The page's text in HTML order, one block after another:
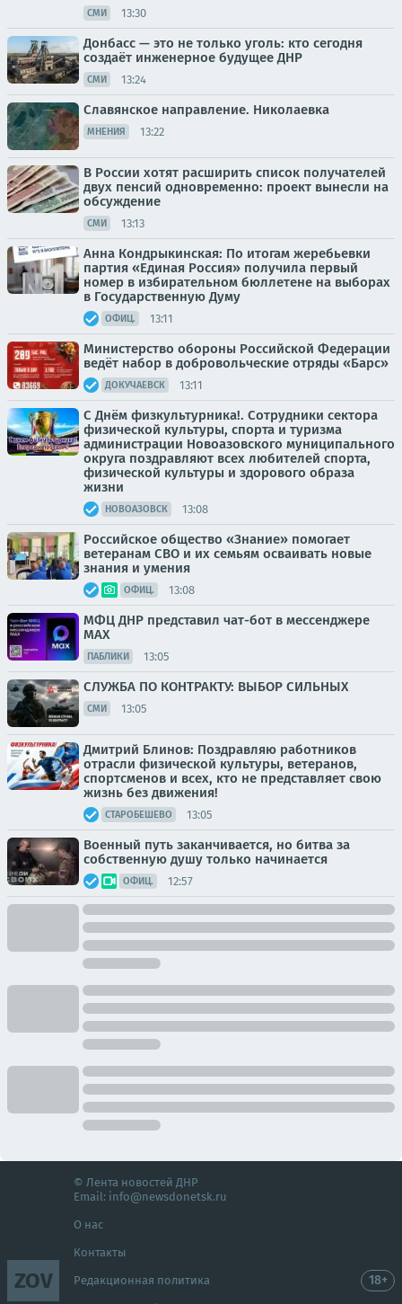
СМИ 13:30
Донбасс — это не только уголь: кто сегодня
создаёт инженерное будущее ДНР
СМИ 13:24
Славянское направление. Николаевка
МНЕНИЯ 13:22
В России хотят расширить список получателей
двух пенсий одновременно: проект вынесли на
обсуждение
СМИ 13:13
Анна Кондрыкинская: По итогам жеребьевки
партия «Единая Россия» получила первый
номер в избирательном бюллетене на выборах
в Государственную Думу
ОФИЦ. 13:11
Министерство обороны Российской Федерации
ведёт набор в добровольческие отряды «Барс»
ДОКУЧАЕВСК 13:11
С Днём физкультурника!. Сотрудники сектора
физической культуры, спорта и туризма
администрации Новоазовского муниципального
округа поздравляют всех любителей спорта,
физической культуры и здорового образа
жизни
НОВОАЗОВСК 13:08
Российское общество «Знание» помогает
ветеранам СВО и их семьям осваивать новые
знания и умения
ОФИЦ. 13:08
МФЦ ДНР представил чат-бот в мессенджере
MAX
ПАБЛИКИ 13:05
СЛУЖБА ПО КОНТРАКТУ: ВЫБОР СИЛЬНЫХ
СМИ 13:05
Дмитрий Блинов: Поздравляю работников
отрасли физической культуры, ветеранов,
спортсменов и всех, кто не представляет свою
жизнь без движения!
СТАРОБЕШЕВО 13:05
Военный путь заканчивается, но битва за
собственную душу только начинается
ОФИЦ. 12:57
ZOV
© Лента новостей ДНР
Email: info@newsdonetsk.ru
О нас
Контакты
Редакционная политика 18+